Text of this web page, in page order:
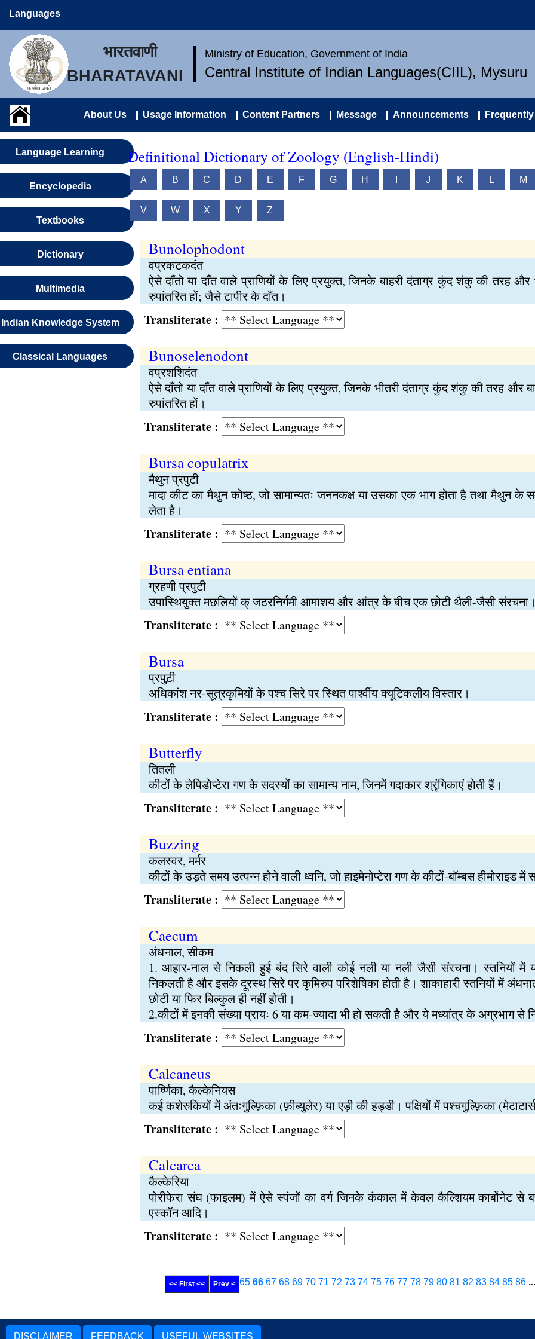
Languages
भारतवाणी
BHARATAVANI
Ministry of Education, Government of India
Central Institute of Indian Languages(CIIL), Mysuru
About Us Usage Information Content Partners Message Announcements
Language Learning
Encyclopedia
Textbooks
Dictionary
Multimedia
Indian Knowledge System
Classical Languages
Definitional Dictionary of Zoology (English-Hindi)
A B C D E F G H J K L M
V W X Y Z
Bunolophodont
वप्रकटकदंत
ऐसे दाँतो या दाँत वाले प्राणियों के लिए प्रयुक्त, जिनके बाहरी दंताग्र कुंद शंकु की तरह और
रुपांतरित हों; जैसे टापीर के दाँत।
Transliterate :
Bunoselenodont
वप्रशशिदंत
ऐसे दाँतो या दाँत वाले प्राणियों के लिए प्रयुक्त, जिनके भीतरी दंताग्र कुंद शंकु की तरह और
रुपांतरित हों।
Transliterate :
Bursa copulatrix
मैथुन प्रपुटी
मादा कीट का मैथुन कोष्ठ, जो सामान्यतः जननकक्ष या उसका एक भाग होता है तथा मैथुन
लेता है।
Transliterate :
Bursa entiana
ग्रहणी प्रपुटी
उपास्थियुक्त मछलियों क् जठरनिर्गमी आमाशय और आंत्र के बीच एक छोटी थैली-जैसी
Transliterate :
Bursa
प्रपुट़ी
अधिकांश नर-सूत्रकृमियों के पश्च सिरे पर स्थित पार्श्वीय क्यूटिकलीय विस्तार।
Transliterate :
Butterfly
तितली
कीटों के लेपिडोप्टेरा गण के सदस्यों का सामान्य नाम, जिनमें गदाकार श्रृंगिकाएं होती हैं।
Transliterate :
Buzzing
कलस्वर, मर्मर
कीटों के उड़ते समय उत्पन्न होने वाली ध्वनि, जो हाइमेनोप्टेरा गण के कीटों-बॉम्बस हीमोराइड में
Transliterate :
Caecum
अंधनाल, सीकम
1. आहार-नाल से निकली हुई बंद सिरे वाली कोई नली या नली जैसी संरचना। स्तनियों
निकलती है और इसके दूरस्थ सिरे पर कृमिरुप परिशेषिका होती है। शाकाहारी स्तनियों में
छोटी या फिर बिल्कुल ही नहीं होती।
2.कीटों में इनकी संख्या प्रायः 6 या कम-ज्यादा भी हो सकती है और ये मध्यांत्र के अग्रभाग से
Transliterate :
Calcaneus
पार्ष्णिका, कैल्केनियस
कई कशेरुकियों में अंतःगुल्फ़िका (फ़ीब्युलेर) या एड़ी की हड्डी। पक्षियों में पश्चगुल्फ़िका
Transliterate :
Calcarea
कैल्केरिया
पोरीफेरा संघ (फाइलम) में ऐसे स्पंजों का वर्ग जिनके कंकाल में केवल कैल्शियम कार्बोनेट से
एस्कॉन आदि।
Transliterate :
<< First << Prev < 65 66 67 68 69 70 71 72 73 74 75 76 77 78 79 80 81 82 83 84 85 86
DISCLAIMER FEEDBACK USEFUL WEBSITES